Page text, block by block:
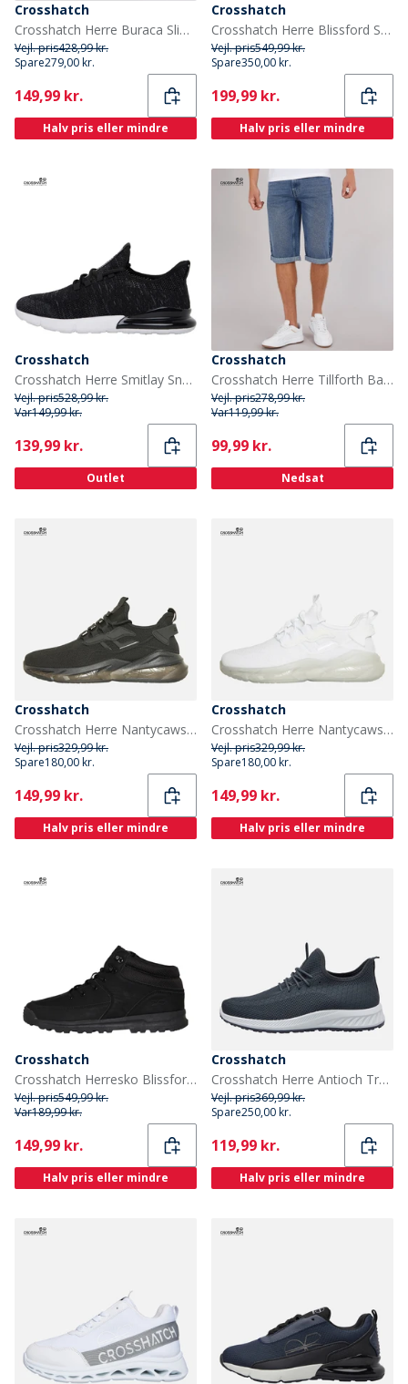
Crosshatch
Crosshatch Herre Buraca Slim Fit Jeans Mørk Vask
Vejl. pris428,99 kr.
Spare279,00 kr.
Current
149,99 kr.
Halv pris eller mindre
Crosshatch
Crosshatch Herre Blissford Støvler Brun
Vejl. pris549,99 kr.
Spare350,00 kr.
Current
199,99 kr.
Halv pris eller mindre
Crosshatch
Crosshatch Herre Smitlay Sneakers Sort
Vejl. pris528,99 kr.
Var149,99 kr.
Current
139,99 kr.
Outlet
Crosshatch
Crosshatch Herre Tillforth Baggy Denim Shorts Stonewash
Vejl. pris278,99 kr.
Var119,99 kr.
Current
99,99 kr.
Nedsat
Crosshatch
Crosshatch Herre Nantycaws Sneakers Sort
Vejl. pris329,99 kr.
Spare180,00 kr.
Current
149,99 kr.
Halv pris eller mindre
Crosshatch
Crosshatch Herre Nantycaws Sneakers Hvid
Vejl. pris329,99 kr.
Spare180,00 kr.
Current
149,99 kr.
Halv pris eller mindre
Crosshatch
Crosshatch Herresko Blissford Støvler Sort Mono
Vejl. pris549,99 kr.
Var189,99 kr.
Current
149,99 kr.
Halv pris eller mindre
Crosshatch
Crosshatch Herre Antioch Træningssko Grå
Vejl. pris369,99 kr.
Spare250,00 kr.
Current
119,99 kr.
Halv pris eller mindre